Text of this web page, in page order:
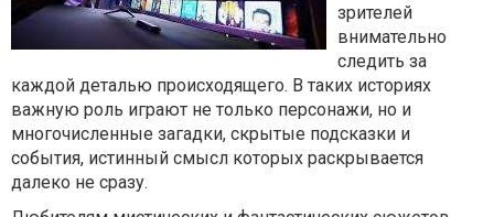
зрителей
внимательно
следить за
каждой деталью происходящего. В таких историях
важную роль играют не только персонажи, но и
многочисленные загадки, скрытые подсказки и
события, истинный смысл которых раскрывается
далеко не сразу.